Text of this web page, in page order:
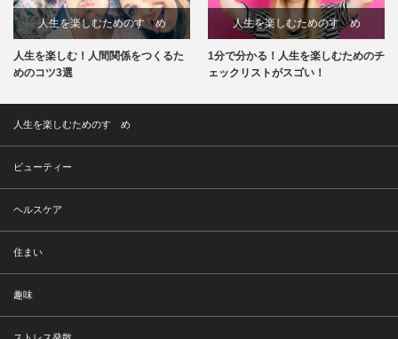
人生を楽しむためのすゝめ
人生を楽しむ！人間関係をつくるた
めのコツ3選
人生を楽しむためのすゝめ
1分で分かる！人生を楽しむためのチ
ェックリストがスゴい！
人生を楽しむためのすゝめ
ビューティー
ヘルスケア
住まい
趣味